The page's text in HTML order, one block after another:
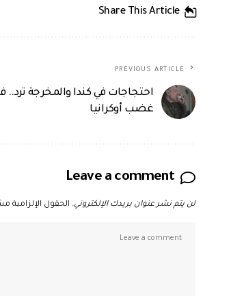
Share This Article
PREVIOUS ARTICLE
احتجاجات في كندا والمخرجة ترد..
غضب أوكرانيا
Leave a comment
لن يتم نشر عنوان بريدك الإلكتروني. الحقول الإلزامية